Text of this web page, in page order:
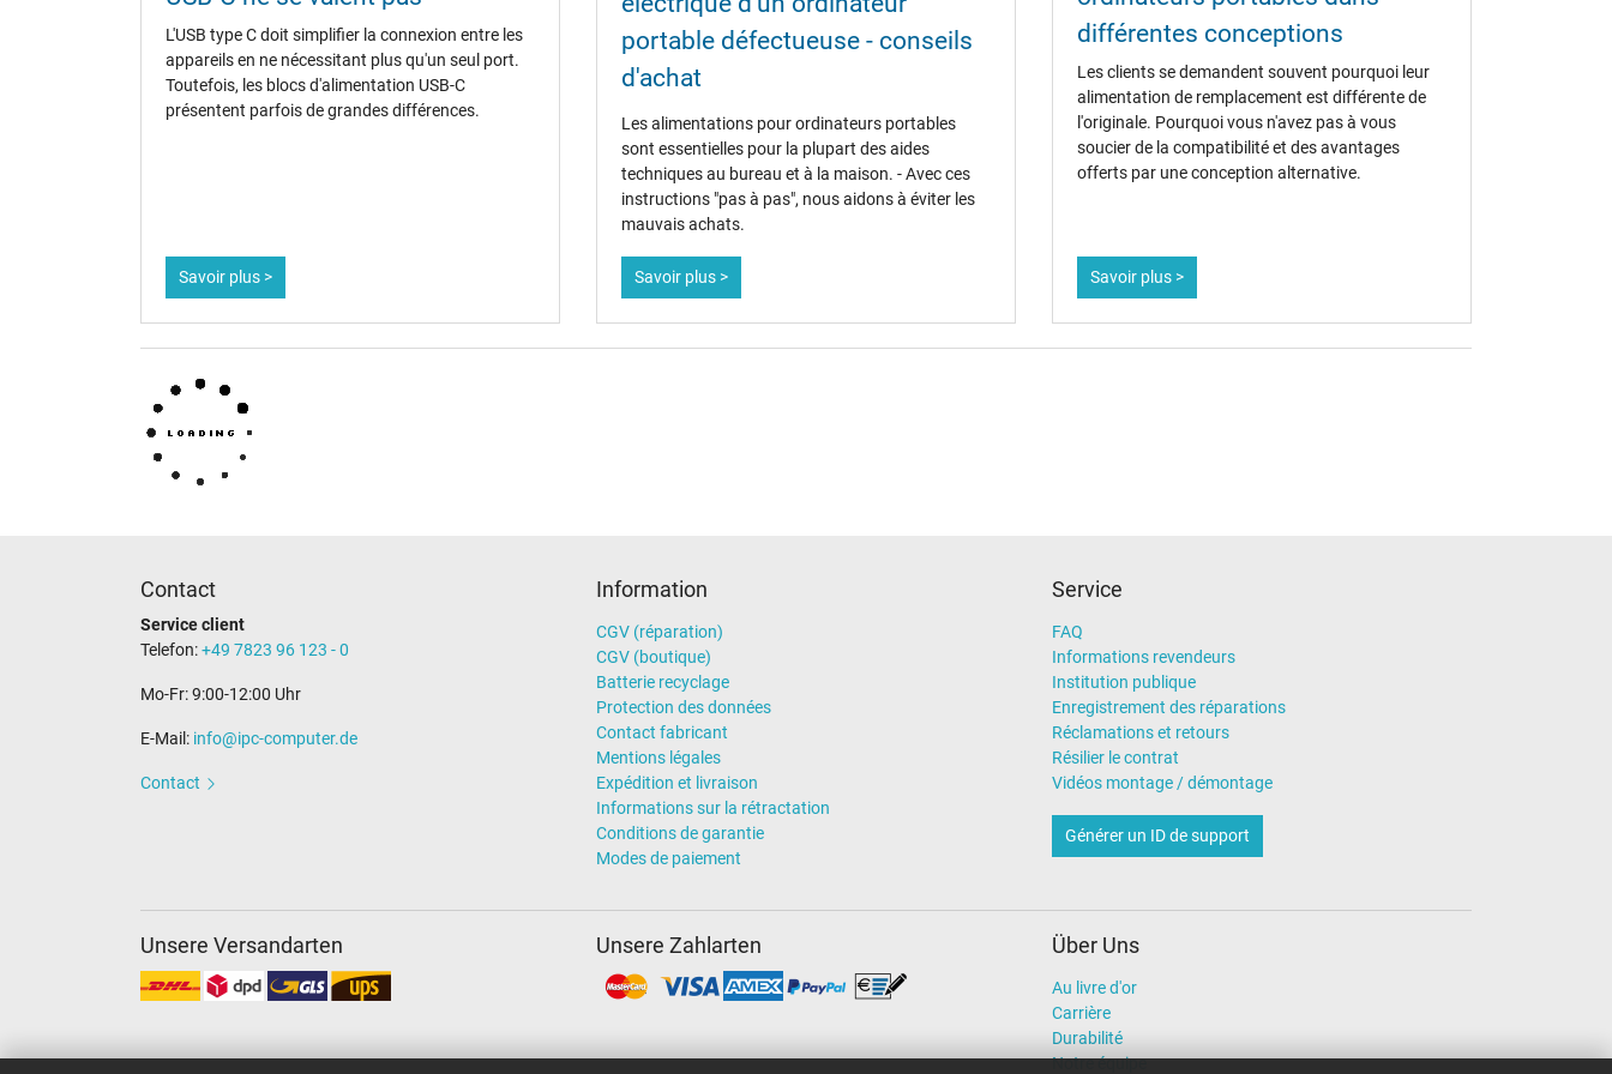
Plus de données
Protection surcharge, courts-circuit, surchauffe
Sceau dapprobation
CCC
CE
Marque UL
NOM NYCE
eigenenIPC-Blog
Catégorisation
L'USB type C doit simplifier la connexion entre les
appareils en ne nécessitant plus qu'un seul port.
Toutefois, les blocs d'alimentation USB-C
présentent parfois de grandes différences.
Savoir plus >
portable défectueuse - conseils
d'achat
Les alimentations pour ordinateurs portables
sont essentielles pour la plupart des aides
techniques au bureau et à la maison. - Avec ces
instructions "pas à pas", nous aidons à éviter les
mauvais achats.
Savoir plus >
différentes conceptions
Les clients se demandent souvent pourquoi leur
alimentation de remplacement est différente de
l'originale. Pourquoi vous n'avez pas à vous
soucier de la compatibilité et des avantages
offerts par une conception alternative.
Savoir plus >
Contact
Service client
Telefon:+49 7823 96 123 - 0
Mo-Fr: 9:00-12:00 Uhr
E-Mail: info@ipc-computer.de
Contact
Information
CGV (réparation)
CGV (boutique)
Batterie recyclage
Protection des données
Contact fabricant
Mentions légales
Expédition et livraison
Informations sur la rétractation
Conditions de garantie
Modes de paiement
Service
FAQ
Informations revendeurs
Institution publique
Enregistrement des réparations
Réclamations et retours
Résilier le contrat
Vidéos montage / démontage
Générer un ID de support
Über Uns
Au livre d'or
Carrière
Durabilité
Notre équipe
Unsere Versandarten Unsere Zahlarten